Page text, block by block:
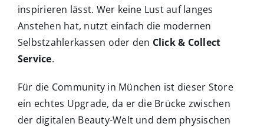
inspirieren lässt. Wer keine Lust auf langes
Anstehen hat, nutzt einfach die modernen
Selbstzahlerkassen oder den Click & Collect
Service.
Für die Community in München ist dieser Store
ein echtes Upgrade, da er die Brücke zwischen
der digitalen Beauty-Welt und dem physischen